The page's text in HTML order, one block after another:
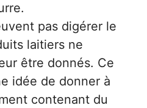
pas digérer le
laitiers ne
être donnés. Ce
idée de donner à
contenant du